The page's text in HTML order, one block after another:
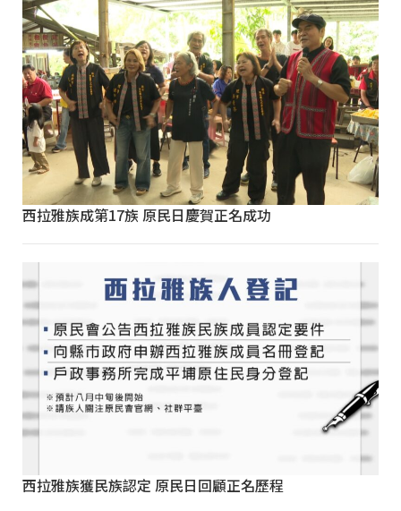
西拉雅族成第17族 原民日慶賀正名成功
西拉雅族獲民族認定 原民日回顧正名歷程